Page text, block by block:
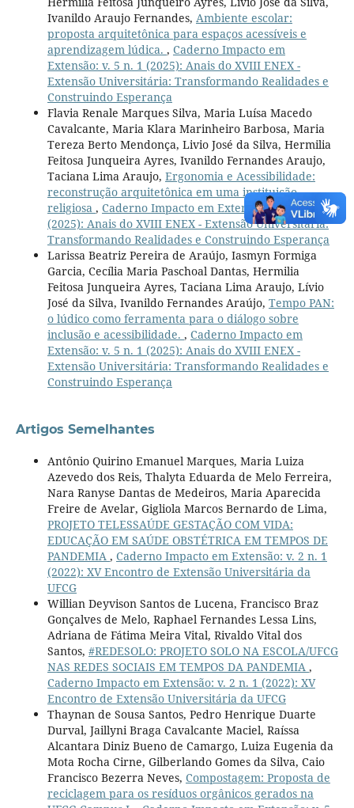
Ivanildo Araujo Fernandes, Ambiente escolar:
proposta arquitetônica para espaços acessíveis e
aprendizagem lúdica. , Caderno Impacto em
Extensão: v. 5 n. 1 (2025): Anais do XVIII ENEX -
Extensão Universitária: Transformando Realidades e
Construindo Esperança
Flavia Renale Marques Silva, Maria Luísa Macedo
Cavalcante, Maria Klara Marinheiro Barbosa, Maria
Tereza Berto Mendonça, Livio José da Silva, Hermilia
Feitosa Junqueira Ayres, Ivanildo Fernandes Araujo,
Taciana Lima Araujo, Ergonomia e Acessibilidade:
reconstrução arquitetônica em uma instituição
religiosa , Caderno Impacto em Extensão: v. 5 n. 1
(2025): Anais do XVIII ENEX - Extensão Universitária:
Transformando Realidades e Construindo Esperança
Larissa Beatriz Pereira de Araújo, Iasmyn Formiga
Garcia, Cecília Maria Paschoal Dantas, Hermilia
Feitosa Junqueira Ayres, Taciana Lima Araujo, Lívio
José da Silva, Ivanildo Fernandes Araújo, Tempo PAN:
o lúdico como ferramenta para o diálogo sobre
inclusão e acessibilidade. , Caderno Impacto em
Extensão: v. 5 n. 1 (2025): Anais do XVIII ENEX -
Extensão Universitária: Transformando Realidades e
Construindo Esperança
Artigos Semelhantes
Antônio Quirino Emanuel Marques, Maria Luiza
Azevedo dos Reis, Thalyta Eduarda de Melo Ferreira,
Nara Ranyse Dantas de Medeiros, Maria Aparecida
Freire de Avelar, Gigliola Marcos Bernardo de Lima,
PROJETO TELESSAÚDE GESTAÇÃO COM VIDA:
EDUCAÇÃO EM SAÚDE OBSTÉTRICA EM TEMPOS DE
PANDEMIA , Caderno Impacto em Extensão: v. 2 n. 1
(2022): XV Encontro de Extensão Universitária da
UFCG
Willian Deyvison Santos de Lucena, Francisco Braz
Gonçalves de Melo, Raphael Fernandes Lessa Lins,
Adriana de Fátima Meira Vital, Rivaldo Vital dos
Santos, #REDESOLO: PROJETO SOLO NA ESCOLA/UFCG
NAS REDES SOCIAIS EM TEMPOS DA PANDEMIA ,
Caderno Impacto em Extensão: v. 2 n. 1 (2022): XV
Encontro de Extensão Universitária da UFCG
Thaynan de Sousa Santos, Pedro Henrique Duarte
Durval, Jaillyni Braga Cavalcante Maciel, Raíssa
Alcantara Diniz Bueno de Camargo, Luiza Eugenia da
Mota Rocha Cirne, Gilberlando Gomes da Silva, Caio
Francisco Bezerra Neves, Compostagem: Proposta de
reciclagem para os resíduos orgânicos gerados na